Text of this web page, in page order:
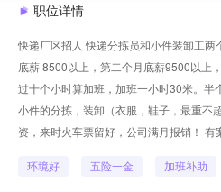
职位详情
快递厂区招人 快递分拣员和小件装卸工
底薪 8500以上，第二个月底薪9500以上
过十个小时算加班，加班一小时30米。
小件的分拣，装卸（衣服，鞋子，最重不
资，来时火车票留好，公司满月报销！ 有
环境好 五险一金 加班补助